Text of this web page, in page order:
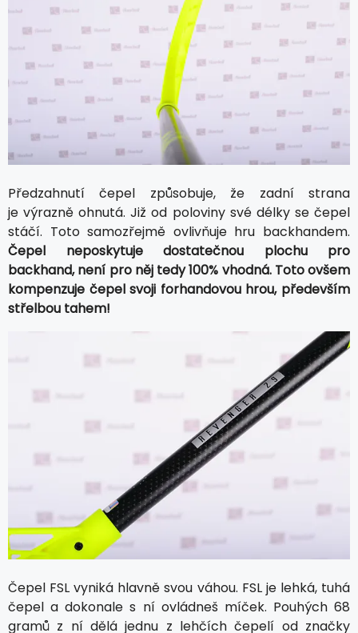
Předzahnutí čepel způsobuje, že zadní strana
je výrazně ohnutá. Již od poloviny své délky se čepel
stáčí. Toto samozřejmě ovlivňuje hru backhandem.
Čepel neposkytuje dostatečnou plochu pro
backhand, není pro něj tedy 100% vhodná. Toto ovšem
kompenzuje čepel svoji forhandovou hrou, především
střelbou tahem!
Čepel FSL vyniká hlavně svou váhou. FSL je lehká, tuhá
čepel a dokonale s ní ovládneš míček. Pouhých 68
gramů z ní dělá jednu z lehčích čepelí od značky